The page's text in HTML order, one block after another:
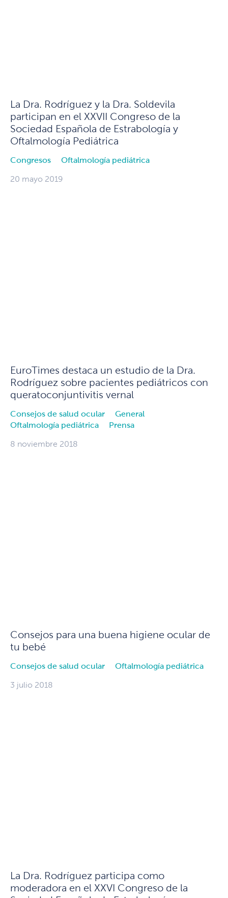
La Dra. Rodríguez y la Dra. Soldevila
participan en el XXVII Congreso de la
Sociedad Española de Estrabología y
Oftalmología Pediátrica
Congresos Oftalmología pediátrica
20 mayo 2019
EuroTimes destaca un estudio de la Dra.
Rodríguez sobre pacientes pediátricos con
queratoconjuntivitis vernal
Consejos de salud ocular
General
Oftalmología pediátrica
Prensa
8 noviembre 2018
Consejos para una buena higiene ocular de
tu bebé
Consejos de salud ocular Oftalmología pediátrica
3 julio 2018
La Dra. Rodríguez participa como
moderadora en el XXVI Congreso de la